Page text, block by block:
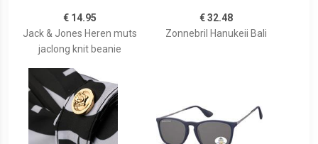
€ 14.95
Jack & Jones Heren muts
jaclong knit beanie
€ 32.48
Zonnebril Hanukeii Bali